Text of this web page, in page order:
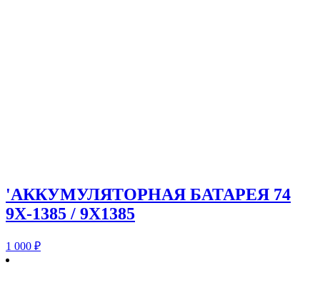
'АККУМУЛЯТОРНАЯ БАТАРЕЯ 74
9X-1385 / 9X1385
1 000 ₽